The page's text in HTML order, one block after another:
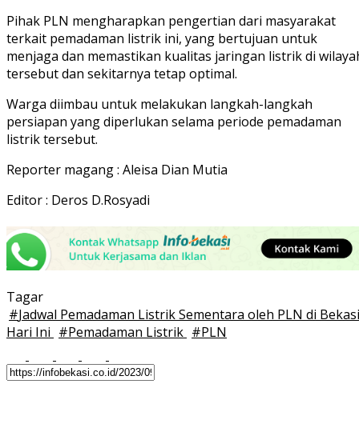
Pihak PLN mengharapkan pengertian dari masyarakat
terkait pemadaman listrik ini, yang bertujuan untuk
menjaga dan memastikan kualitas jaringan listrik di
tersebut dan sekitarnya tetap optimal.
Warga diimbau untuk melakukan langkah-langkah
persiapan yang diperlukan selama periode pemadaman
listrik tersebut.
Reporter magang : Aleisa Dian Mutia
Editor : Deros D.Rosyadi
Tagar
#Jadwal Pemadaman Listrik Sementara oleh PLN di Bekasi
Hari Ini #Pemadaman Listrik #PLN